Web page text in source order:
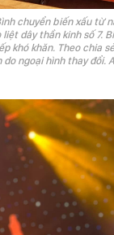
chuyển biến xấu từ
dây thần kinh số 7.
khó khăn. Theo chia
ngoại hình thay đổi.